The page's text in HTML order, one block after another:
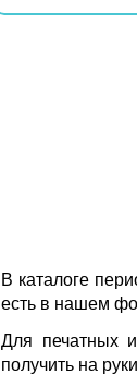
В каталоге
есть в нашем
Для печатных
получить на